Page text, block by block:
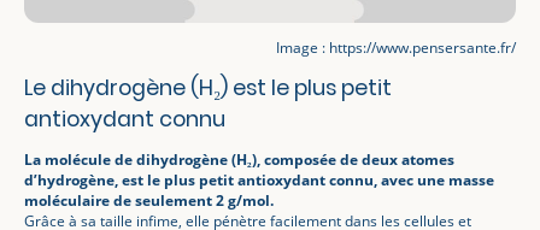
Image : https://www.pensersante.fr/
Le dihydrogène (H₂) est le plus petit
antioxydant connu
La molécule de dihydrogène (H₂), composée de deux atomes
d’hydrogène, est le plus petit antioxydant connu, avec une masse
moléculaire de seulement 2 g/mol.
Grâce à sa taille infime, elle pénètre facilement dans les cellules et